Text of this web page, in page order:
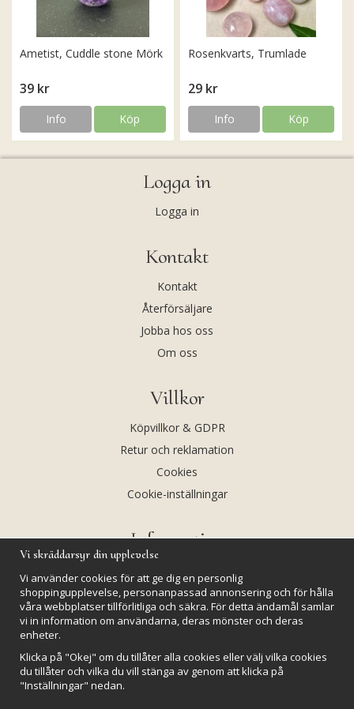
Ametist, Cuddle stone Mörk
39 kr
Info Köp
Rosenkvarts, Trumlade
29 kr
Info Köp
Logga in
Logga in
Kontakt
Kontakt
Återförsäljare
Jobba hos oss
Om oss
Villkor
Köpvillkor & GDPR
Retur och reklamation
Cookies
Cookie-inställningar
Information
Kalendarium
Nyheter
Kristaller och fairtrade
Rena & Ladda kristaller
Vi skräddarsyr din upplevelse
Vi använder cookies för att ge dig en personlig
shoppingupplevelse, personanpassad annonsering och för hålla
våra webbplatser tillförlitliga och säkra. För detta ändamål samlar
vi in information om användarna, deras mönster och deras
enheter.
Klicka på "Okej" om du tillåter alla cookies eller välj vilka cookies
du tillåter och vilka du vill stänga av genom att klicka på
"Inställningar" nedan.